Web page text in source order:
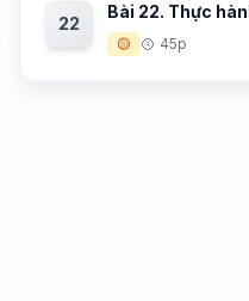
22
Bài 22. Thực
🟡 45p